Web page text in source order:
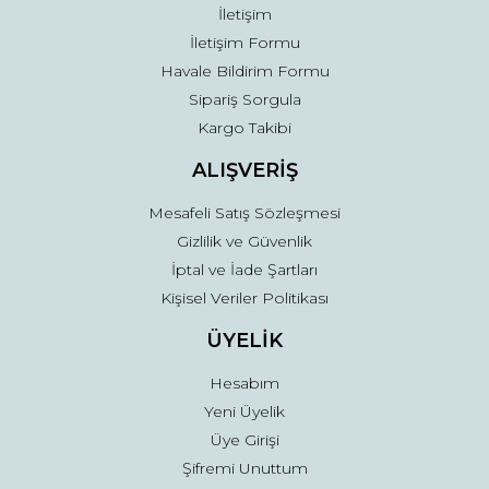
Gönder
İletişim
İletişim Formu
Havale Bildirim Formu
Sipariş Sorgula
Kargo Takibi
ALIŞVERİŞ
Mesafeli Satış Sözleşmesi
Gizlilik ve Güvenlik
İptal ve İade Şartları
Kişisel Veriler Politikası
ÜYELİK
Hesabım
Yeni Üyelik
Üye Girişi
Şifremi Unuttum